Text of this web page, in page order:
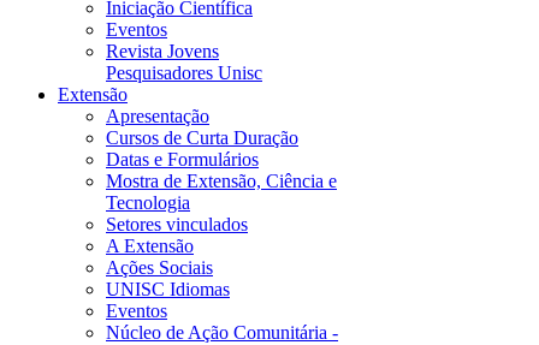
Iniciação Científica
Eventos
Revista Jovens
Pesquisadores Unisc
Extensão
Apresentação
Cursos de Curta Duração
Datas e Formulários
Mostra de Extensão, Ciência e
Tecnologia
Setores vinculados
A Extensão
Ações Sociais
UNISC Idiomas
Eventos
Núcleo de Ação Comunitária -